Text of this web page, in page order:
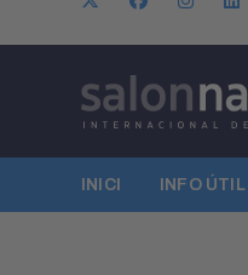
INICI INFO ÚTIL